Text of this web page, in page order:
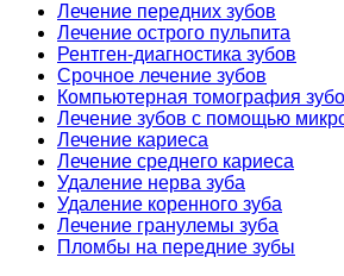
Лечение передних зубов
Лечение острого пульпита
Рентген-диагностика зубов
Срочное лечение зубов
Компьютерная томография
Лечение зубов с помощью
Лечение кариеса
Лечение среднего кариеса
Удаление нерва зуба
Удаление коренного зуба
Лечение гранулемы зуба
Пломбы на передние зубы